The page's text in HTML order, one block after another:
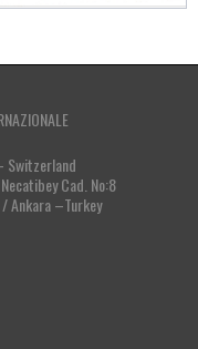
Switzerland
Cad. No:8
/ Ankara –Turkey